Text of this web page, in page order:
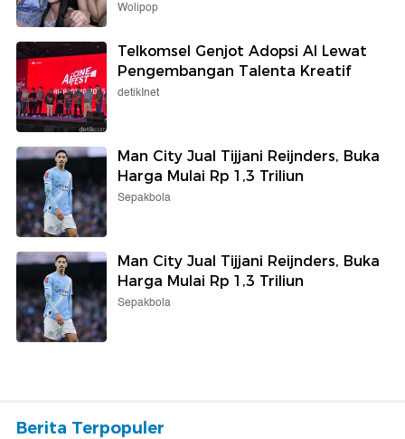
Wolipop
Telkomsel Genjot Adopsi AI Lewat
Pengembangan Talenta Kreatif
detikInet
Man City Jual Tijjani Reijnders, Buka
Harga Mulai Rp 1,3 Triliun
Sepakbola
Man City Jual Tijjani Reijnders, Buka
Harga Mulai Rp 1,3 Triliun
Sepakbola
Berita Terpopuler